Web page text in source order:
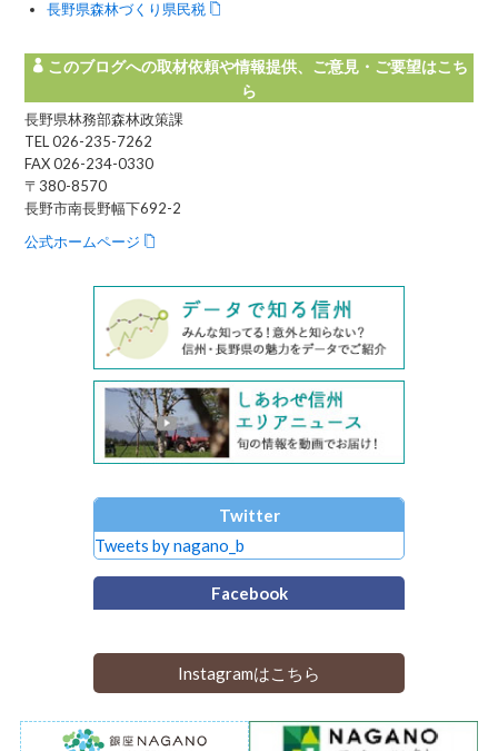
長野県森林づくり県民税
このブログへの取材依頼や情報提供、ご意見・ご要望はこち
ら
長野県林務部森林政策課
TEL 026-235-7262
FAX 026-234-0330
〒380-8570
長野市南長野幅下692-2
公式ホームページ
Twitter
Tweets by nagano_b
Facebook
Instagramはこちら